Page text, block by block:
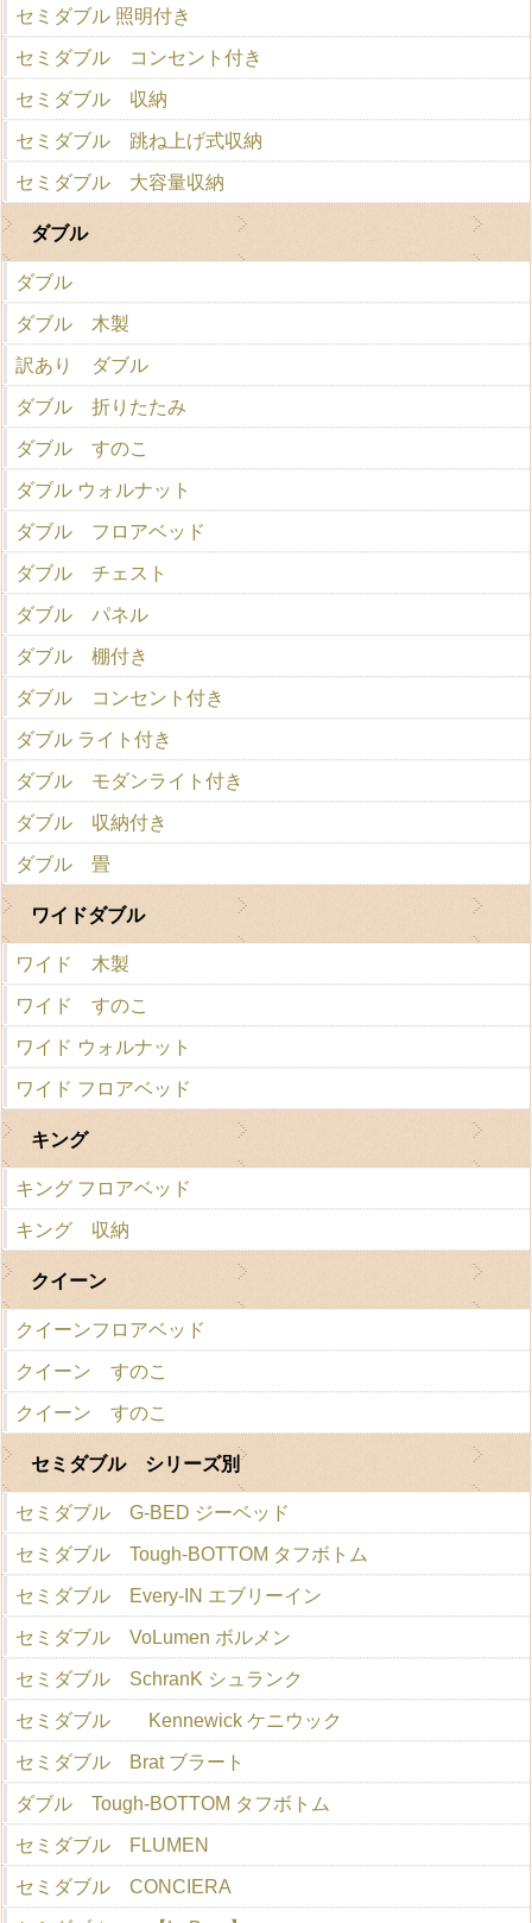
セミダブル 照明付き
セミダブル コンセント付き
セミダブル 収納
セミダブル 跳ね上げ式収納
セミダブル 大容量収納
ダブル
ダブル
ダブル 木製
訳あり ダブル
ダブル 折りたたみ
ダブル すのこ
ダブル ウォルナット
ダブル フロアベッド
ダブル チェスト
ダブル パネル
ダブル 棚付き
ダブル コンセント付き
ダブル ライト付き
ダブル モダンライト付き
ダブル 収納付き
ダブル 畳
ワイドダブル
ワイド 木製
ワイド すのこ
ワイド ウォルナット
ワイド フロアベッド
キング
キング フロアベッド
キング 収納
クイーン
クイーンフロアベッド
クイーン すのこ
クイーン すのこ
セミダブル シリーズ別
セミダブル G-BED ジーベッド
セミダブル Tough-BOTTOM タフボトム
セミダブル Every-IN エブリーイン
セミダブル VoLumen ボルメン
セミダブル SchranK シュランク
セミダブル Kennewick ケニウック
セミダブル Brat ブラート
ダブル Tough-BOTTOM タフボトム
セミダブル FLUMEN
セミダブル CONCIERA